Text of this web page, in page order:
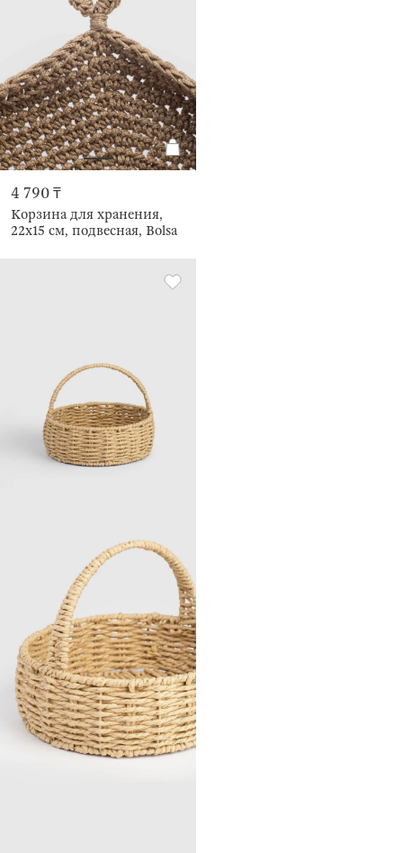
4 790 ₸
Корзина для хранения,
22х15 см, подвесная, Bolsa